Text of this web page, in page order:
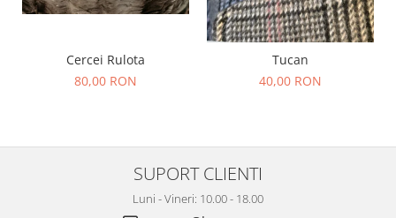
Cercei Rulota
80,00 RON
Tucan
40,00 RON
SUPORT CLIENTI
Luni - Vineri: 10.00 - 18.00